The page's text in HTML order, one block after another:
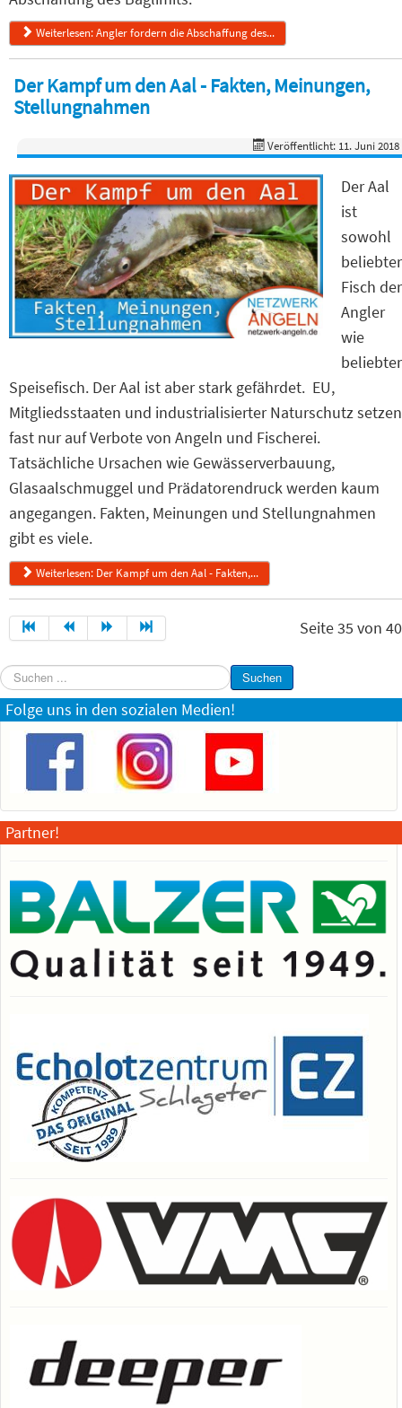
Weiterlesen: Angler fordern die Abschaffung des...
Der Kampf um den Aal - Fakten, Meinungen,
Stellungnahmen
Veröffentlicht: 11. Juni 2018
Der Aal
ist
sowohl
beliebter
Fisch der
Angler
wie
beliebter
Speisefisch. Der Aal ist aber stark gefährdet. EU,
Mitgliedsstaaten und industrialisierter Naturschutz setzen
fast nur auf Verbote von Angeln und Fischerei.
Tatsächliche Ursachen wie Gewässerverbauung,
Glasaalschmuggel und Prädatorendruck werden kaum
angegangen. Fakten, Meinungen und Stellungnahmen
gibt es viele.
Weiterlesen: Der Kampf um den Aal - Fakten,...
Seite 35 von 40
Suchen
...
Suchen
Folge uns in den sozialen Medien!
Partner!